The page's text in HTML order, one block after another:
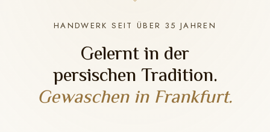
HANDWERK SEIT ÜBER 35 JAHREN
Gelernt in der
persischen Tradition.
Gewaschen in Frankfurt.